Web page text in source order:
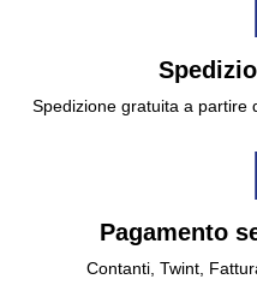
Spedizione gratuita a partire
Pagamento
Contanti, Twint,